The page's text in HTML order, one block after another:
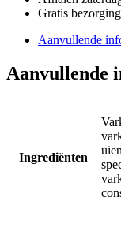
Gratis
Aanvullende
Aanvullende
Ingrediënten